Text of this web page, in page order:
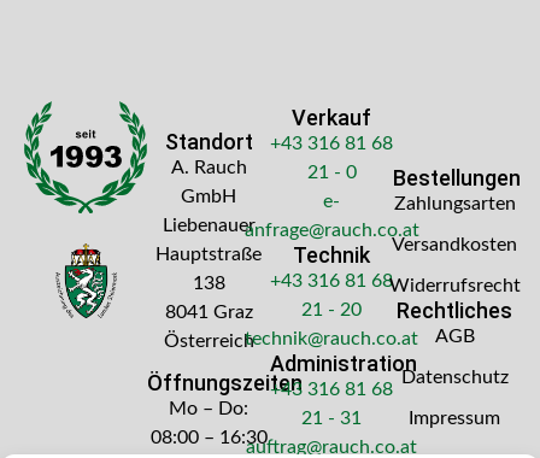
Standort
A. Rauch
GmbH
Liebenauer
Hauptstraße
138
8041 Graz
Österreich
Öffnungszeiten
Mo – Do:
08:00 – 16:30
Verkauf
+43 316 81 68
21 - 0
e-
anfrage@rauch.co.at
Technik
+43 316 81 68
21 - 20
technik@rauch.co.at
Administration
+43 316 81 68
21 - 31
auftrag@rauch.co.at
Bestellungen
Zahlungsarten
Versandkosten
Widerrufsrecht
Rechtliches
AGB
Datenschutz
Impressum